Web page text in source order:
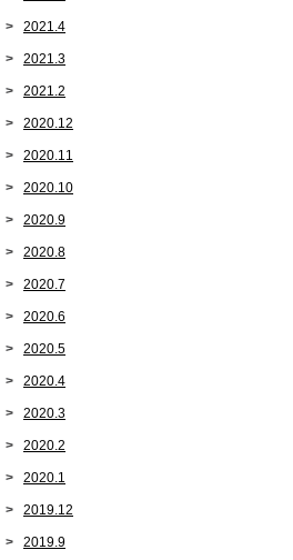
2021.4
2021.3
2021.2
2020.12
2020.11
2020.10
2020.9
2020.8
2020.7
2020.6
2020.5
2020.4
2020.3
2020.2
2020.1
2019.12
2019.9